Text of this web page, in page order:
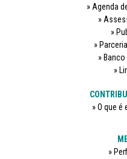
Agenda
O que é